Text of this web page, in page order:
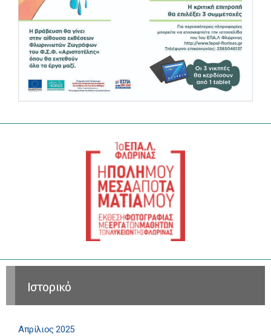
Ιστορικό
Απρίλιος 2025